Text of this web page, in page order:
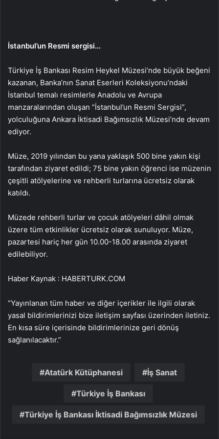
İstanbul’un Resmi sergisi…
Türkiye İş Bankası Resim Heykel Müzesi’nde büyük beğeni
kazanan, Banka’nın Sanat Eserleri Koleksiyonu’ndaki
İstanbul temalı resimlerle Anadolu ve Avrupa
manzaralarından oluşan “İstanbul’un Resmi Sergisi”,
yolculuğuna Ankara İktisadi Bağımsızlık Müzesi’nde devam
ediyor.
Müze, 2019 yılından bu yana yaklaşık 500 bine yakın kişi
tarafından ziyaret edildi; 75 bine yakın öğrenci ise müzenin
çeşitli atölyelerine ve rehberli turlarına ücretsiz olarak
katıldı.
Müzede rehberli turlar ve çocuk atölyeleri dâhil olmak
üzere tüm etkinlikler ücretsiz olarak sunuluyor. Müze,
pazartesi hariç her gün 10.00-18.00 arasında ziyaret
edilebiliyor.
Haber Kaynak : HABERTURK.COM
“Yayınlanan tüm haber ve diğer içerikler ile ilgili olarak
yasal bildirimlerinizi bize iletişim sayfası üzerinden iletiniz.
En kısa süre içerisinde bildirimlerinize geri dönüş
sağlanılacaktır.”
Atatürk Kütüphanesi İş Sanat
Türkiye İş Bankası
Türkiye İş Bankası İktisadi Bağımsızlık Müzesi